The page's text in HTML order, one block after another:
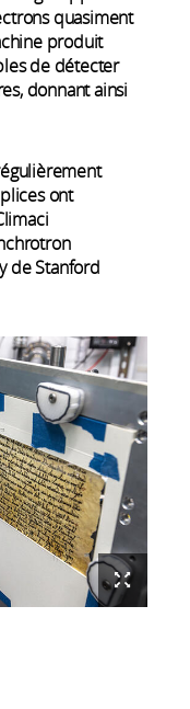
quasiment
produit
de détecter
donnant ainsi
ont
de Stanford